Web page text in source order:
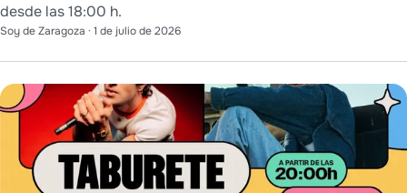
desde las 18:00 h.
Soy de Zaragoza · 1 de julio de 2026